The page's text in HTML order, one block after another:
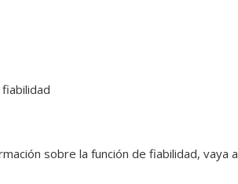
sobre la función de fiabilidad, vaya a